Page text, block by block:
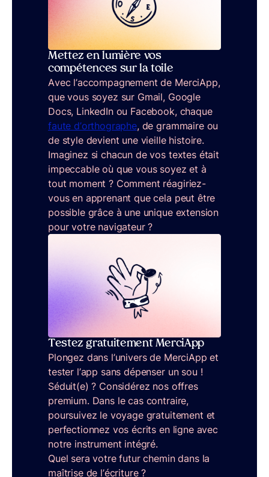
Mettez en lumière vos
compétences sur la toile
Avec l’accompagnement de MerciApp,
que vous soyez sur Gmail, Google
Docs, LinkedIn ou Facebook, chaque
faute d’orthographe, de grammaire ou
de style devient une vieille histoire.
Imaginez si chacun de vos textes était
impeccable où que vous soyez et à
tout moment ? Comment réagiriez-
vous en apprenant que cela peut être
possible grâce à une unique extension
pour votre navigateur ?
Testez gratuitement MerciApp
Plongez dans l’univers de MerciApp et
tester l’app sans dépenser un sou !
Séduit(e) ? Considérez nos offres
premium. Dans le cas contraire,
poursuivez le voyage gratuitement et
perfectionnez vos écrits en ligne avec
notre instrument intégré.
Quel sera votre futur chemin dans la
maîtrise de l’écriture ?